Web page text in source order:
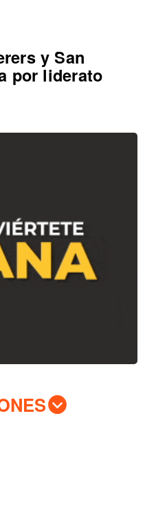
y San
por liderato